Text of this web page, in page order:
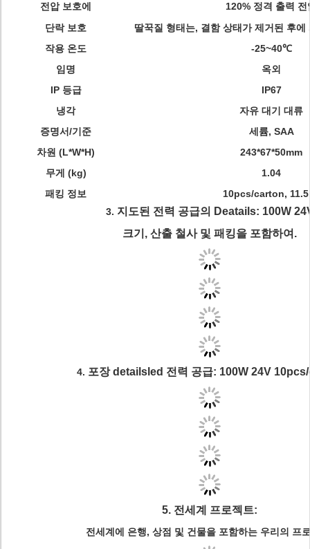
전압 보호에
120% 정격 출력 전
단락 보호
딸꾹질 형태는, 결함 상태가 제거된 후
작용 온도
-25~40℃
임명
옥외
IP 등급
IP67
냉각
자유 대기 대류
증명서/기준
세륨, SAA
차원 (L*W*H)
243*67*50mm
무게 (kg)
1.04
패킹 정보
10pcs/carton,
3. 지도된 전력 공급의 Deatails: 100W
크기, 산출 철사 및 패킹을 포함하여.
4. 포장 detailsled 전력 공급: 100W 24V
5. 전세계 프로젝트:
전세계에 은행, 상점 및 건물을 포함하는 우리의 프